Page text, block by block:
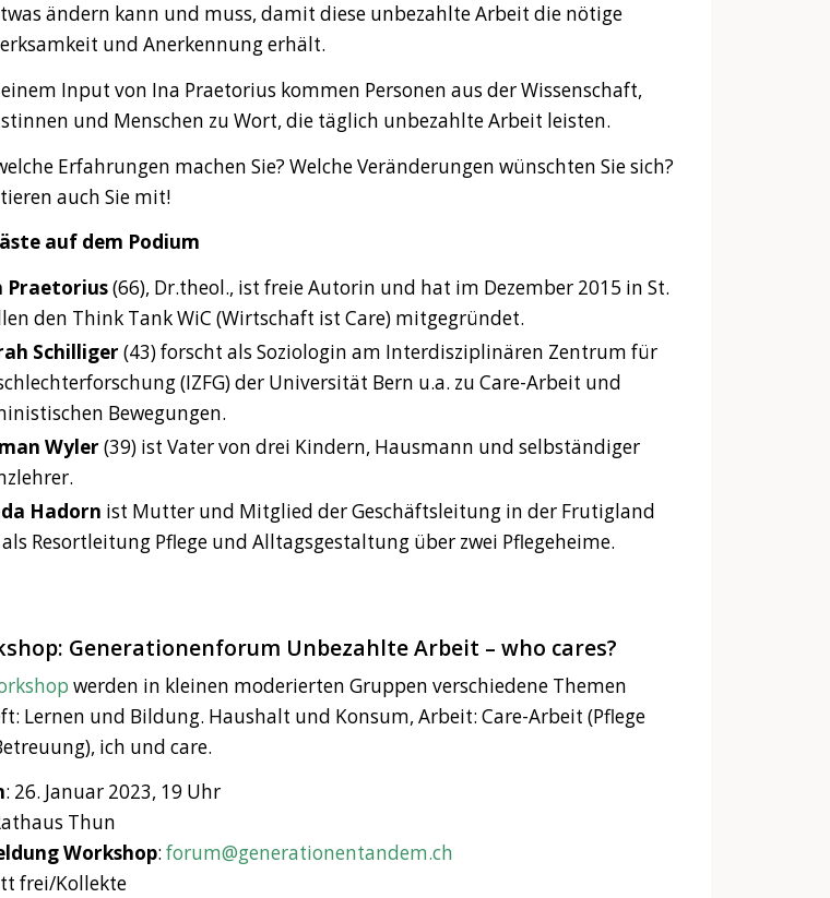
ändern kann und muss, damit diese unbezahlte Arbeit die nötige
und Anerkennung erhält.
Input von Ina Praetorius kommen Personen aus der Wissenschaft,
und Menschen zu Wort, die täglich unbezahlte Arbeit leisten.
Erfahrungen machen Sie? Welche Veränderungen wünschten Sie sich?
auch Sie mit!
auf dem Podium
Praetorius(66), Dr.theol., ist freie Autorin und hat im Dezember 2015 in St.
den Think Tank WiC (Wirtschaft ist Care) mitgegründet.
Schilliger(43) forscht als Soziologin am Interdisziplinären Zentrum für
(IZFG) der Universität Bern u.a. zu Care-Arbeit und
Bewegungen.
Wyler(39) ist Vater von drei Kindern, Hausmann und selbständiger
Hadorn ist Mutter und Mitglied der Geschäftsleitung in der Frutigland
als Resortleitung Pflege und Alltagsgestaltung über zwei Pflegeheime.
Generationenforum Unbezahlte Arbeit – who cares?
werden in kleinen moderierten Gruppen verschiedene Themen
Lernen und Bildung. Haushalt und Konsum, Arbeit: Care-Arbeit (Pflege
ich und care.
: 26. Januar 2023, 19 Uhr
Thun
Workshop: forum@generationentandem.ch
frei/Kollekte